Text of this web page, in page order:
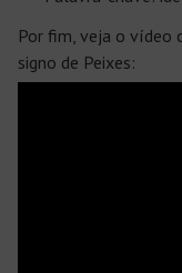
Por fim, veja o vídeo
signo de Peixes: